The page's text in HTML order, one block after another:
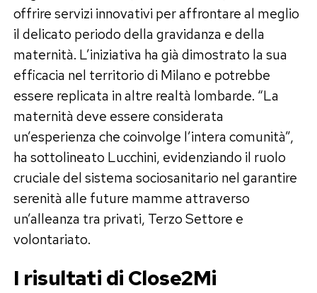
offrire servizi innovativi per affrontare al meglio
il delicato periodo della gravidanza e della
maternità. L’iniziativa ha già dimostrato la sua
efficacia nel territorio di Milano e potrebbe
essere replicata in altre realtà lombarde. “La
maternità deve essere considerata
un’esperienza che coinvolge l’intera comunità”,
ha sottolineato Lucchini, evidenziando il ruolo
cruciale del sistema sociosanitario nel garantire
serenità alle future mamme attraverso
un’alleanza tra privati, Terzo Settore e
volontariato.
I risultati di Close2Mi